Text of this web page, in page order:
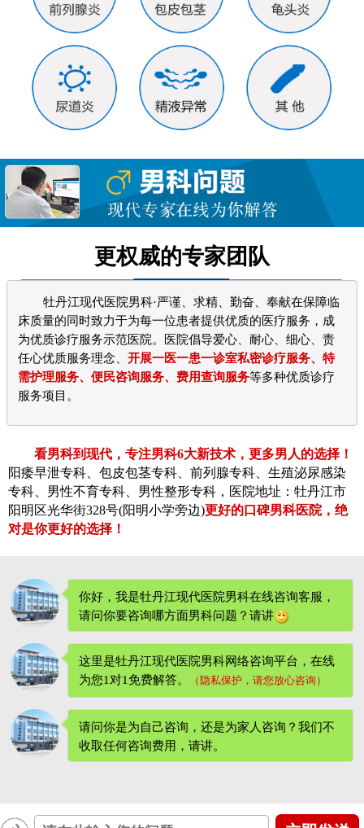
更权威的专家团队
牡丹江现代医院男科·严谨、求精、勤奋、奉献在保障临
床质量的同时致力于为每一位患者提供优质的医疗服务，成
为优质诊疗服务示范医院。医院倡导爱心、耐心、细心、责
任心优质服务理念、开展一医一患一诊室私密诊疗服务、特
需护理服务、便民咨询服务、费用查询服务等多种优质诊疗
服务项目。
看男科到现代，专注男科6大新技术，更多男人的选择！
阳痿早泄专科、包皮包茎专科、前列腺专科、生殖泌尿感染
专科、男性不育专科、男性整形专科，医院地址：牡丹江市
阳明区光华街328号(阳明小学旁边)更好的口碑男科医院，绝
对是你更好的选择！
你好，我是牡丹江现代医院男科在线咨询客服，
请问你要咨询哪方面男科问题？请讲
这里是牡丹江现代医院男科网络咨询平台，在线
为您1对1免费解答。
（隐私保护，请您放心咨询）
请问你是为自己咨询，还是为家人咨询？我们不
收取任何咨询费用 ，请讲。